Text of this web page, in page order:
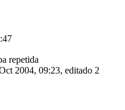
repetida
2004, 09:23, editado 2